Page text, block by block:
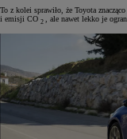
To z kolei sprawiło, że Toyota
i emisji CO 2 , ale nawet lekko je